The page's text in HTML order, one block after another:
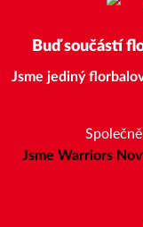
Buď součástí
Jsme jediný
Jsme Warriors